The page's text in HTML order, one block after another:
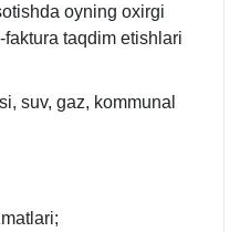
oyning oхirgi
taqdim etishlari
suv, gaz, kommunal